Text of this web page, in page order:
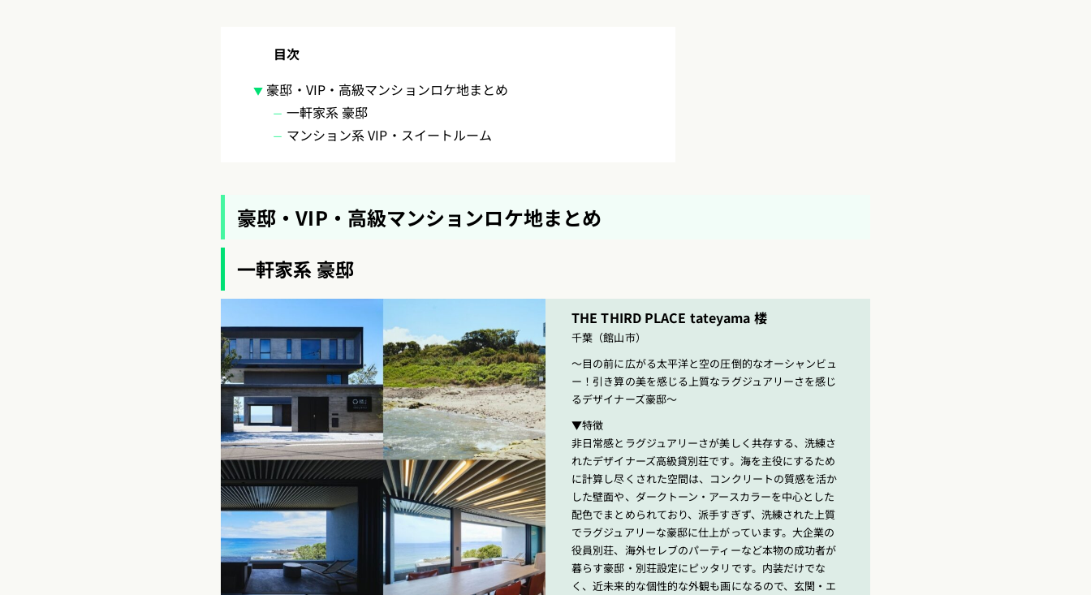
目次
豪邸・VIP・高級マンションロケ地まとめ
一軒家系 豪邸
マンション系 VIP・スイートルーム
豪邸・VIP・高級マンションロケ地まとめ
一軒家系 豪邸
THE THIRD PLACE tateyama 楼
千葉（館山市）
〜目の前に広がる太平洋と空の圧倒的なオーシャンビュ
ー！引き算の美を感じる上質なラグジュアリーさを感じ
るデザイナーズ豪邸〜
▼特徴
非日常感とラグジュアリーさが美しく共存する、洗練さ
れたデザイナーズ高級貸別荘です。海を主役にするため
に計算し尽くされた空間は、コンクリートの質感を活か
した壁面や、ダークトーン・アースカラーを中心とした
配色でまとめられており、派手すぎず、洗練された上質
でラグジュアリーな豪邸に仕上がっています。大企業の
役員別荘、海外セレブのパーティーなど本物の成功者が
暮らす豪邸・別荘設定にピッタリです。内装だけでな
く、近未来的な個性的な外観も画になるので、玄関・エ